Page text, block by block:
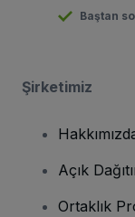
Baştan
Şirketimiz
Açık
Ortaklık